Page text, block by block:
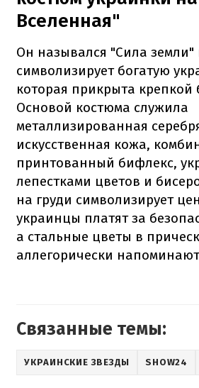
Вселенная"
Он назывался "Сила земли"
символизирует богатую
которая прикрыта крепкой
Основой костюма служила
металлизированная
искусственная кожа,
принтованный бифлекс,
лепестками цветов и
на груди символизирует
украинцы платят за
а стальные цветы в
аллегорически
Связанные темы:
УКРАИНСКИЕ ЗВЕЗДЫ SHOW24